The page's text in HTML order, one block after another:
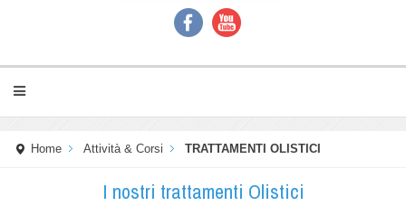
Home Attività & Corsi TRATTAMENTI OLISTICI
I nostri trattamenti Olistici